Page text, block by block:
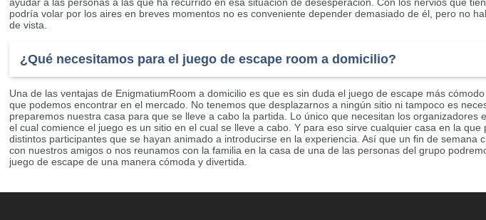
podría volar por los aires en breves momentos no es conveniente depender demasiado de él, pero no
de vista.
¿Qué necesitamos para el juego de escape room a domicilio?
Una de las ventajas de EnigmatiumRoom a domicilio es que es sin duda el juego de escape más
que podemos encontrar en el mercado. No tenemos que desplazarnos a ningún sitio ni tampoco es
preparemos nuestra casa para que se lleve a cabo la partida. Lo único que necesitan los organizadores
el cual comience el juego es un sitio en el cual se lleve a cabo. Y para eso sirve cualquier casa en la que
distintos participantes que se hayan animado a introducirse en la experiencia. Así que un fin de semana
con nuestros amigos o nos reunamos con la familia en la casa de una de las personas del grupo
juego de escape de una manera cómoda y divertida.